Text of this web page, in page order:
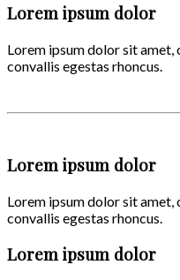
Lorem ipsum dolor
Lorem ipsum dolor sit
convallis egestas rhoncus.
Lorem ipsum dolor
Lorem ipsum dolor sit
convallis egestas rhoncus.
Lorem ipsum dolor